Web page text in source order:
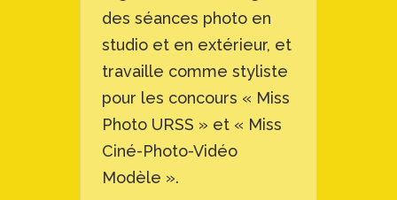
des séances photo en
studio et en extérieur, et
travaille comme styliste
pour les concours « Miss
Photo URSS » et « Miss
Ciné-Photo-Vidéo
Modèle ».